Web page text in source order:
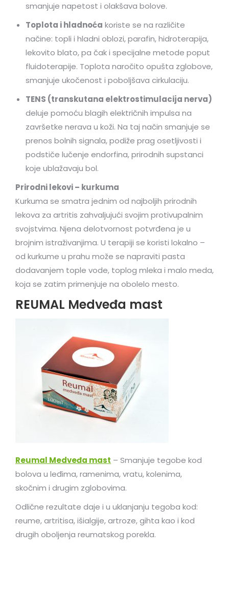
smanjuje napetost i olakšava bolove.
Toplota i hladnoća koriste se na različite
načine: topli i hladni oblozi, parafin, hidroterapija,
lekovito blato, pa čak i specijalne metode poput
fluidoterapije. Toplota naročito opušta zglobove,
smanjuje ukočenost i poboljšava cirkulaciju.
TENS (transkutana elektrostimulacija nerva)
deluje pomoću blagih električnih impulsa na
završetke nerava u koži. Na taj način smanjuje se
prenos bolnih signala, podiže prag osetljivosti i
podstiče lučenje endorfina, prirodnih supstanci
koje ublažavaju bol.
Prirodni lekovi – kurkuma
Kurkuma se smatra jednim od najboljih prirodnih
lekova za artritis zahvaljujući svojim protivupalnim
svojstvima. Njena delotvornost potvrđena je u
brojnim istraživanjima. U terapiji se koristi lokalno –
od kurkume u prahu može se napraviti pasta
dodavanjem tople vode, toplog mleka i malo meda,
koja se zatim primenjuje na obolelo mesto.
REUMAL Medveđa mast
Reumal Medveđa mast – Smanjuje tegobe kod
bolova u leđima, ramenima, vratu, kolenima,
skočnim i drugim zglobovima.
Odlične rezultate daje i u uklanjanju tegoba kod:
reume, artritisa, išialgije, artroze, gihta kao i kod
drugih oboljenja reumatskog porekla.